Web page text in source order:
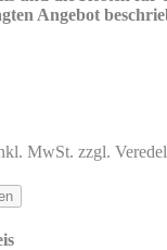
Angebot
MwSt. zzgl.